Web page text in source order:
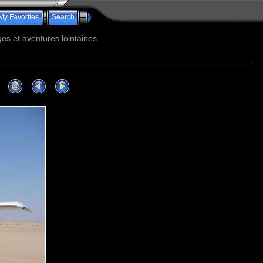
Favorites Search
et aventures lointaines